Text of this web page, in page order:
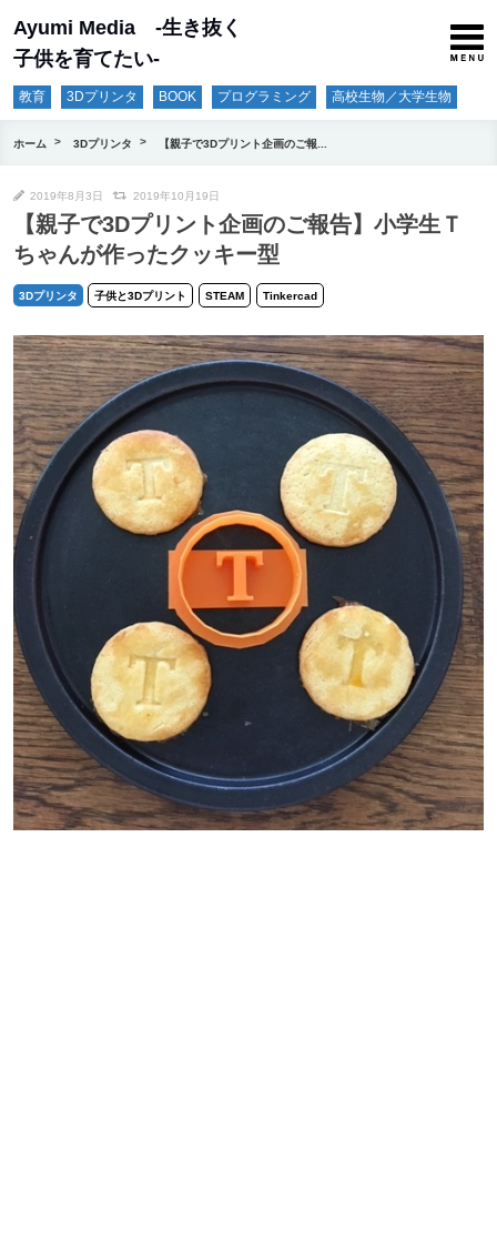
Ayumi Media -生き抜く
子供を育てたい-
教育 3Dプリンタ BOOK プログラミング 高校生物／大学生物
ホーム 3Dプリンタ 【親子で3Dプリント企画のご報...
2019年8月3日 2019年10月19日
【親子で3Dプリント企画のご報告】小学生Ｔ
ちゃんが作ったクッキー型
3Dプリンタ 子供と3Dプリント STEAM Tinkercad